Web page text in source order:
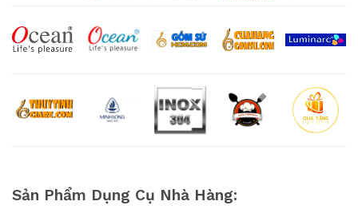
Sản Phẩm Dụng Cụ Nhà Hàng: